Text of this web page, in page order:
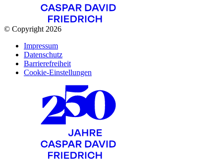
© Copyright 2026
Impressum
Datenschutz
Barrierefreiheit
Cookie-Einstellungen